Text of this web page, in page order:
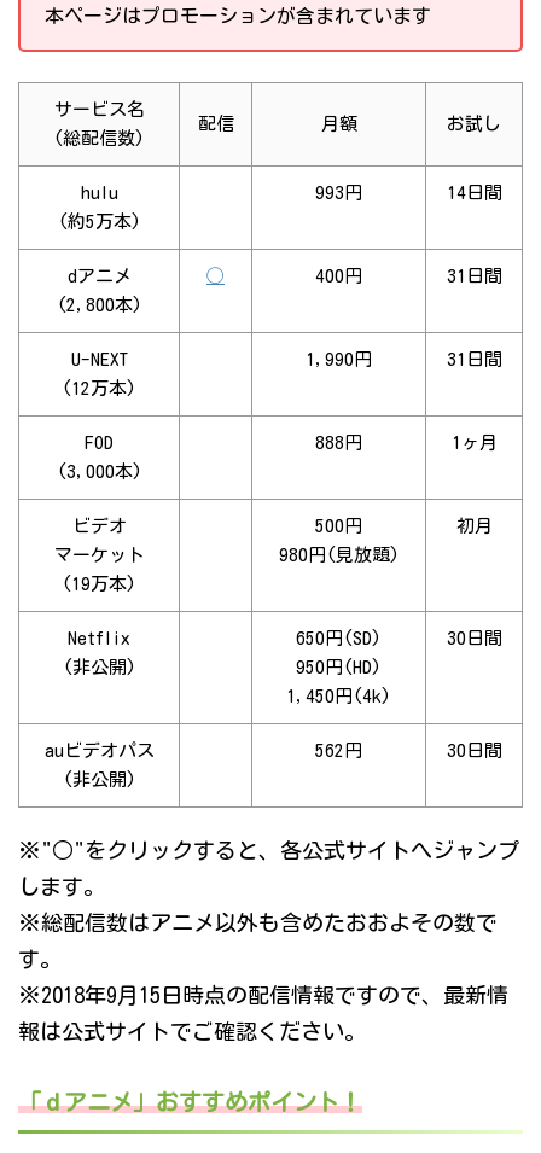
本ページはプロモーションが含まれています
サービス名
(総配信数)
配信 月額 お試し
hulu
(約5万本)
993円 14日間
dアニメ
(2,800本)
◯ 400円 31日間
U-NEXT
(12万本)
1,990円 31日間
FOD
(3,000本)
888円 1ヶ月
ビデオ
マーケット
(19万本)
500円
980円(見放題)
初月
Netflix
(非公開)
650円(SD)
950円(HD)
1,450円(4k)
30日間
auビデオパス
(非公開)
562円 30日間
※"○"をクリックすると、各公式サイトへジャンプ
します。
※総配信数はアニメ以外も含めたおおよその数で
す。
※2018年9月15日時点の配信情報ですので、最新情
報は公式サイトでご確認ください。
「ｄアニメ」おすすめポイント！